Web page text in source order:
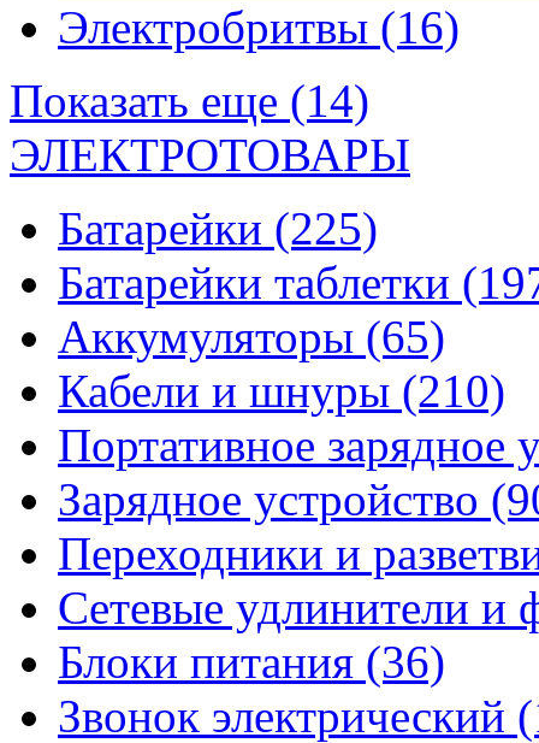
Электробритвы (16)
Показать еще (14)
ЭЛЕКТРОТОВАРЫ
Батарейки (225)
Батарейки таблетки
Аккумуляторы (65)
Кабели и шнуры (210)
Портативное зарядное
Зарядное устройство
Переходники и
Сетевые удлинители и
Блоки питания (36)
Звонок электрический